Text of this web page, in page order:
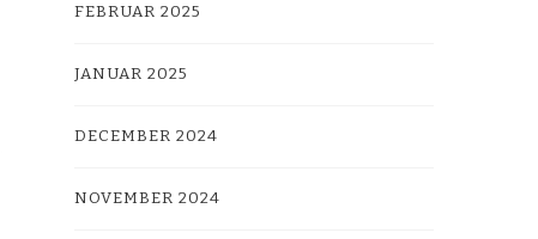
FEBRUAR 2025
JANUAR 2025
DECEMBER 2024
NOVEMBER 2024